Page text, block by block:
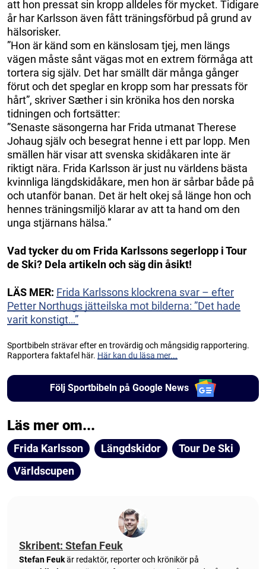
att hon pressat sin kropp alldeles för mycket. Tidigare
år har Karlsson även fått träningsförbud på grund av
hälsorisker.
”Hon är känd som en känslosam tjej, men längs
vägen måste sånt vägas mot en extrem förmåga att
tortera sig själv. Det har smällt där många gånger
förut och det speglar en kropp som har pressats för
hårt”, skriver Sæther i sin krönika hos den norska
tidningen och fortsätter:
”Senaste säsongerna har Frida utmanat Therese
Johaug själv och besegrat henne i ett par lopp. Men
smällen här visar att svenska skidåkaren inte är
riktigt nära. Frida Karlsson är just nu världens bästa
kvinnliga längdskidåkare, men hon är sårbar både på
och utanför banan. Det är helt okej så länge hon och
hennes träningsmiljö klarar av att ta hand om den
unga stjärnans hälsa.”
Vad tycker du om Frida Karlssons segerlopp i Tour
de Ski? Dela artikeln och säg din åsikt!
LÄS MER: Frida Karlssons klockrena svar – efter
Petter Northugs jätteilska mot bilderna: ”Det hade
varit konstigt…”
Sportbibeln strävar efter en trovärdig och mångsidig rapportering.
Rapportera faktafel här. Här kan du läsa mer...
Följ Sportbibeln på Google News
Läs mer om...
Frida Karlsson Längdskidor
Tour De Ski
Världscupen
Skribent: Stefan Feuk
Stefan Feukär redaktör, reporter och krönikör på